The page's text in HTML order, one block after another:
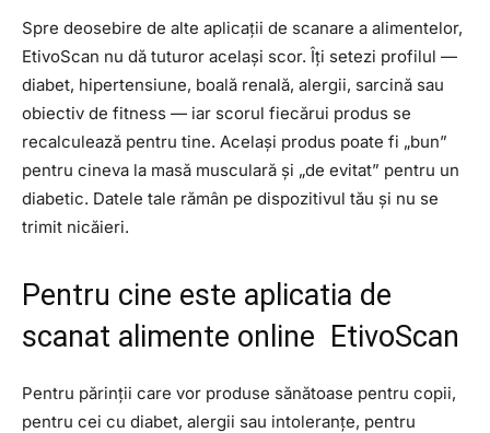
Spre deosebire de alte aplicații de scanare a alimentelor,
EtivoScan nu dă tuturor același scor. Îți setezi profilul —
diabet, hipertensiune, boală renală, alergii, sarcină sau
obiectiv de fitness — iar scorul fiecărui produs se
recalculează pentru tine. Același produs poate fi „bun”
pentru cineva la masă musculară și „de evitat” pentru un
diabetic. Datele tale rămân pe dispozitivul tău și nu se
trimit nicăieri.
Pentru cine este aplicatia de
scanat alimente online EtivoScan
Pentru părinții care vor produse sănătoase pentru copii,
pentru cei cu diabet, alergii sau intoleranțe, pentru